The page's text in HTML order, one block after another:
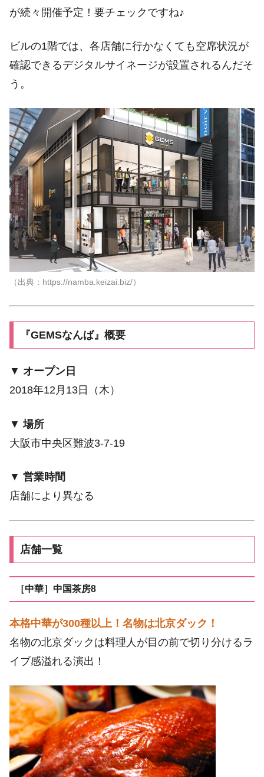
が続々開催予定！要チェックですね♪
ビルの1階では、各店舗に行かなくても空席状況が
確認できるデジタルサイネージが設置されるんだそ
う。
（出典：https://namba.keizai.biz/）
『GEMSなんば』概要
▼ オープン日
2018年12月13日（木）
▼場所
大阪市中央区難波3-7-19
▼ 営業時間
店舗により異なる
店舗一覧
［中華］中国茶房8
本格中華が300種以上！名物は北京ダック！
名物の北京ダックは料理人が目の前で切り分けるラ
イブ感溢れる演出！